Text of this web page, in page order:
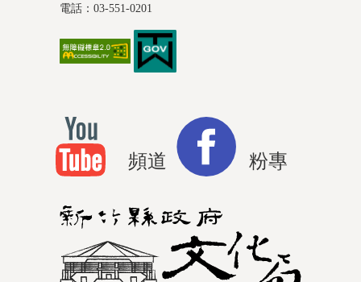
電話：03-551-0201
頻道 粉專